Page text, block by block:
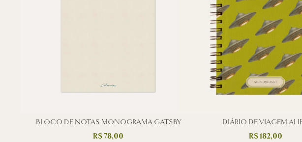
BLOCO DE NOTAS MONOGRAMA GATSBY
R$78,00
DIÁRIO DE VIAGEM
R$182,00